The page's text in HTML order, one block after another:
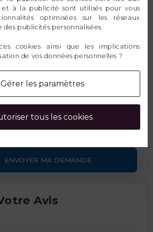
ENVOYER MA DEMANDE
Avis
et à la publicité sont utilisés pour vous
optimisées sur les réseaux
des publicités personnalisées.
cookies ainsi que les implications
de vos données personnelles ?
Gérer les paramètres
tous les cookies